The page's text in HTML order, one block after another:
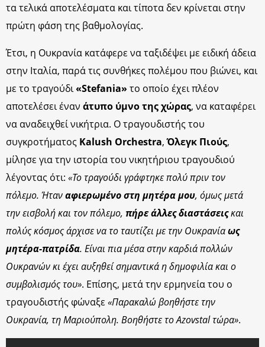
τα τελικά αποτελέσματα και τίποτα δεν κρίνεται στην
πρώτη φάση της βαθμολογίας.
Έτσι, η Ουκρανία κατάφερε να ταξιδέψει με ειδική άδεια
στην Ιταλία, παρά τις συνθήκες πολέμου που βιώνει, και
με το τραγούδι«Stefania» το οποίο έχει πλέον
αποτελέσει έναν άτυπο ύμνο της χώρας, να καταφέρει
να αναδειχθεί νικήτρια. Ο τραγουδιστής του
συγκροτήματος Kalush Orchestra,Όλεγκ Πιούς,
μίλησε για την ιστορία του νικητήριου τραγουδιού
λέγοντας ότι: «Το τραγούδι γράφτηκε πολύ πριν τον
πόλεμο. Ήταναφιερωμένο στη μητέρα μου, όμως μετά
την εισβολή και τον πόλεμο, πήρε άλλες διαστάσειςκαι
πολύς κόσμος άρχισε να το ταυτίζει με την Ουκρανίαως
μητέρα-πατρίδα. Είναι πια μέσα στην καρδιά πολλών
Ουκρανών κι έχει αυξηθεί σημαντικά η δημοφιλία και ο
συμβολισμός του». Επίσης, μετά την ερμηνεία του ο
τραγουδιστής φώναξε «Παρακαλώ βοηθήστε την
Ουκρανία, τη Μαριούπολη. Βοηθήστε το Azovstal τώρα».